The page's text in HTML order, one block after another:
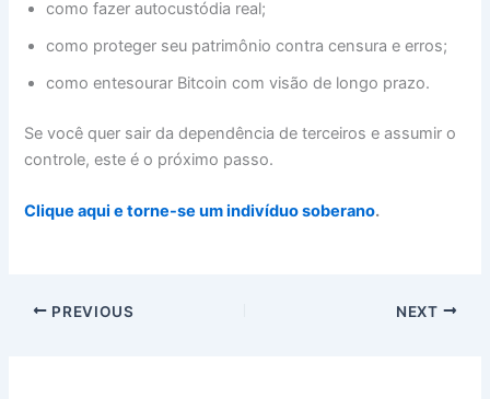
como fazer autocustódia real;
como proteger seu patrimônio contra censura e erros;
como entesourar Bitcoin com visão de longo prazo.
Se você quer sair da dependência de terceiros e assumir o
controle, este é o próximo passo.
Clique aqui e torne-se um indivíduo soberano.
PREVIOUS NEXT